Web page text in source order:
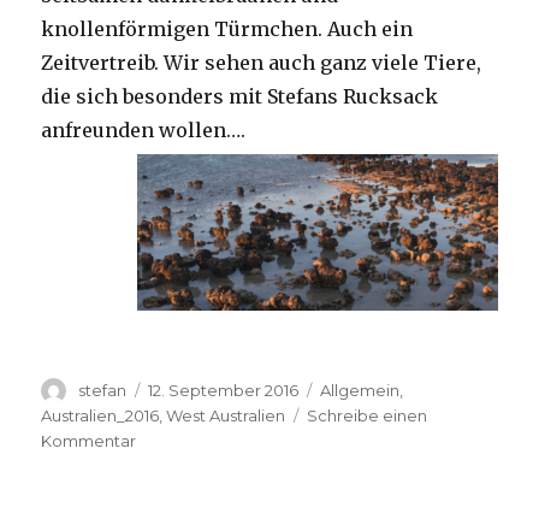
knollenförmigen Türmchen. Auch ein
Zeitvertreib. Wir sehen auch ganz viele Tiere,
die sich besonders mit Stefans Rucksack
anfreunden wollen….
Autor
stefan
Veröffentlicht
am
12. September 2016 Kategorien
Allgemein
Australien_2016 ,West Australien
Schreibe einen
Kommentarzu